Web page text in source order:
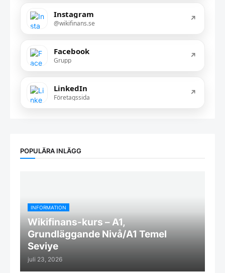
Instagram
@wikifinans.se
↗
Facebook
Grupp
↗
LinkedIn
Företagssida
↗
POPULÄRA INLÄGG
INFORMATION
Wikifinans-kurs – A1,
Grundläggande Nivå/A1 Temel
Seviye
juli 23, 2026